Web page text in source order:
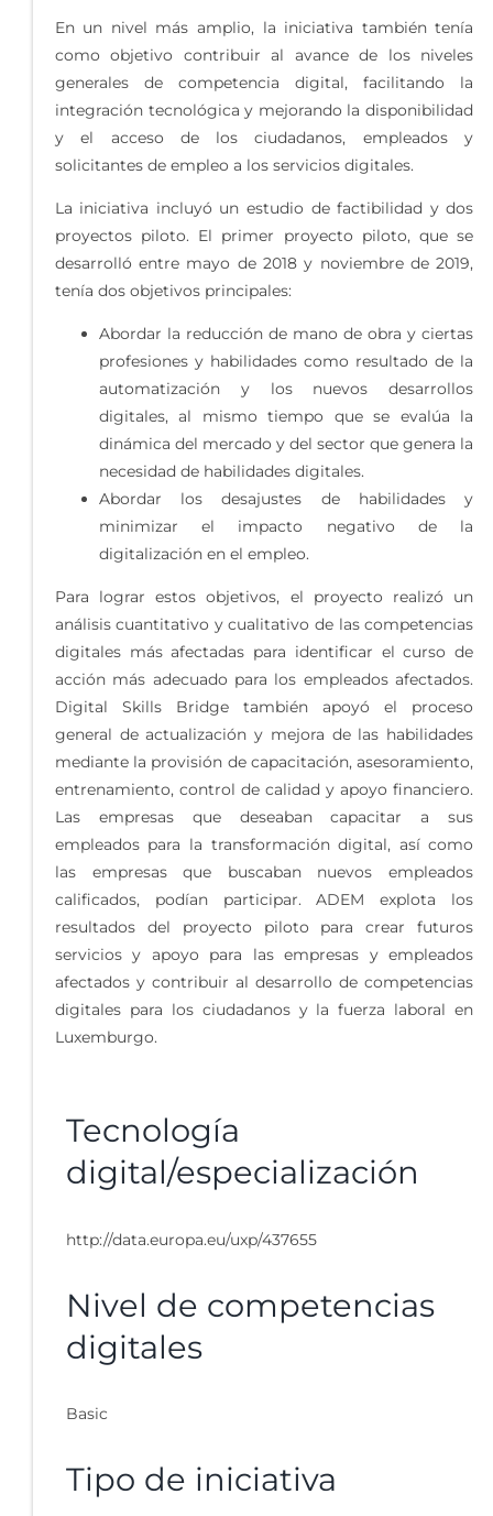
En un nivel más amplio, la iniciativa también tenía
como objetivo contribuir al avance de los niveles
generales de competencia digital, facilitando la
integración tecnológica y mejorando la disponibilidad
y el acceso de los ciudadanos, empleados y
solicitantes de empleo a los servicios digitales.
La iniciativa incluyó un estudio de factibilidad y dos
proyectos piloto. El primer proyecto piloto, que se
desarrolló entre mayo de 2018 y noviembre de 2019,
tenía dos objetivos principales:
Abordar la reducción de mano de obra y ciertas
profesiones y habilidades como resultado de la
automatización y los nuevos desarrollos
digitales, al mismo tiempo que se evalúa la
dinámica del mercado y del sector que genera la
necesidad de habilidades digitales.
Abordar los desajustes de habilidades y
minimizar el impacto negativo de la
digitalización en el empleo.
Para lograr estos objetivos, el proyecto realizó un
análisis cuantitativo y cualitativo de las competencias
digitales más afectadas para identificar el curso de
acción más adecuado para los empleados afectados.
Digital Skills Bridge también apoyó el proceso
general de actualización y mejora de las habilidades
mediante la provisión de capacitación, asesoramiento,
entrenamiento, control de calidad y apoyo financiero.
Las empresas que deseaban capacitar a sus
empleados para la transformación digital, así como
las empresas que buscaban nuevos empleados
calificados, podían participar. ADEM explota los
resultados del proyecto piloto para crear futuros
servicios y apoyo para las empresas y empleados
afectados y contribuir al desarrollo de competencias
digitales para los ciudadanos y la fuerza laboral en
Luxemburgo.
Tecnología
digital/especialización
http://data.europa.eu/uxp/437655
Nivel de competencias
digitales
Basic
Tipo de iniciativa